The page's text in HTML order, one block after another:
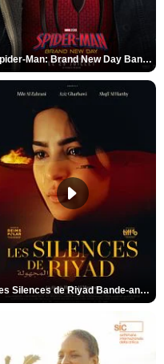
Spider-Man: Brand New Day Bande-annonce VO STFR
Les Silences de Riyad Bande-annonce VO STFR